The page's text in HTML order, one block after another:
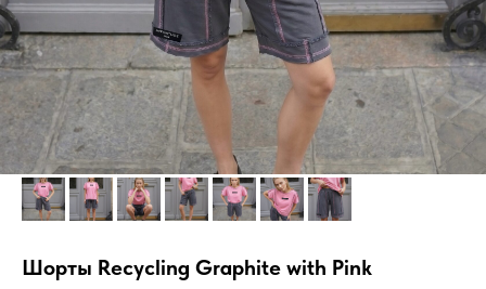
Шорты Recycling Graphite with Pink